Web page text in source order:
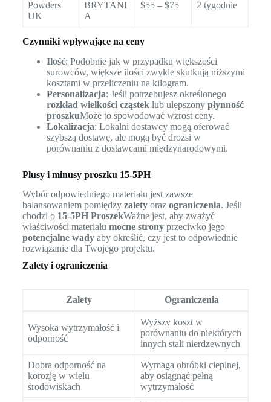
Powders
UK
BRYTANI
A
$55 – $75 2 tygodnie
Czynniki wpływające na ceny
Ilość: Podobnie jak w przypadku większości
surowców, większe ilości zwykle skutkują niższymi
kosztami w przeliczeniu na kilogram.
Personalizacja: Jeśli potrzebujesz określonego
rozkład wielkości cząsteklub ulepszony płynność
proszkuMoże to spowodować wzrost ceny.
Lokalizacja: Lokalni dostawcy mogą oferować
szybszą dostawę, ale mogą być drożsi w
porównaniu z dostawcami międzynarodowymi.
Plusy i minusy proszku 15-5PH
Wybór odpowiedniego materiału jest zawsze
balansowaniem pomiędzy zaletyoraz ograniczenia. Jeśli
chodzi o 15-5PH ProszekWażne jest, aby zważyć
właściwości materiału mocne stronyprzeciwko jego
potencjalne wadyaby określić, czy jest to odpowiednie
rozwiązanie dla Twojego projektu.
Zalety i ograniczenia
Zalety Ograniczenia
Wysoka wytrzymałość i
odporność
Wyższy koszt w
porównaniu do niektórych
innych stali nierdzewnych
Dobra odporność na
korozję w wielu
środowiskach
Wymaga obróbki cieplnej,
aby osiągnąć pełną
wytrzymałość